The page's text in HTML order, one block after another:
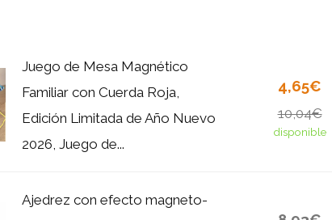
Juego de Mesa Magnético
Familiar con Cuerda Roja,
Edición Limitada de Año Nuevo
2026, Juego de...
4,65€
10,04€
disponible
Ajedrez con efecto magneto-